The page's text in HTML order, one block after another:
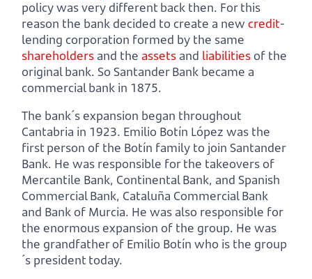
policy was very different back then. For this
reason the bank decided to create a new credit-
lending corporation formed by the same
shareholders and the assets and liabilitiesof the
original bank. So Santander Bank became a
commercial bank in 1875.
The bank´s expansion began throughout
Cantabria in 1923. Emilio Botín López was the
first person of the Botín family to join Santander
Bank. He was responsible for the takeovers of
Mercantile Bank, Continental Bank, and Spanish
Commercial Bank, Cataluña Commercial Bank
and Bank of Murcia. He was also responsible for
the enormous expansion of the group. He was
the grandfather of Emilio Botín who is the group
´s president today.